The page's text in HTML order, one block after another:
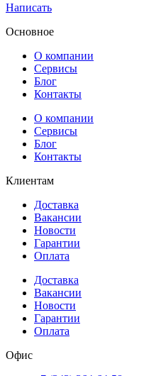
Написать
Основное
О компании
Сервисы
Блог
Контакты
О компании
Сервисы
Блог
Контакты
Клиентам
Доставка
Вакансии
Новости
Гарантии
Оплата
Доставка
Вакансии
Новости
Гарантии
Оплата
Офис